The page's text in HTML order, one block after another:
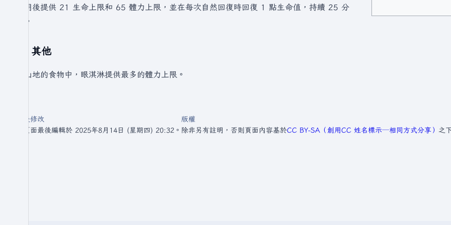
食用後提供 21 生命上限和 65 體力上限，並在每次自然回復時回復 1 點生命值，持續 25 分
鐘。
其他
在山地的食物中，眼淇淋提供最多的體力上限。
最後修改
此頁面最後編輯於 2025年8月14日 (星期四) 20:32。
版權
除非另有註明，否則頁面內容基於CC BY-SA（創用CC 姓名標示─相同方式分享） 之